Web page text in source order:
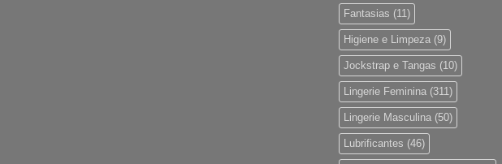
Fantasias (11)
Higiene e Limpeza (9)
Jockstrap e Tangas (10)
Lingerie Feminina (311)
Lingerie Masculina (50)
Lubrificantes (46)